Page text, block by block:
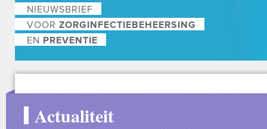
NIEUWSBRIEF
VOOR ZORGINFECTIEBEHEERSING
EN
PREVENTIE
Actualiteit